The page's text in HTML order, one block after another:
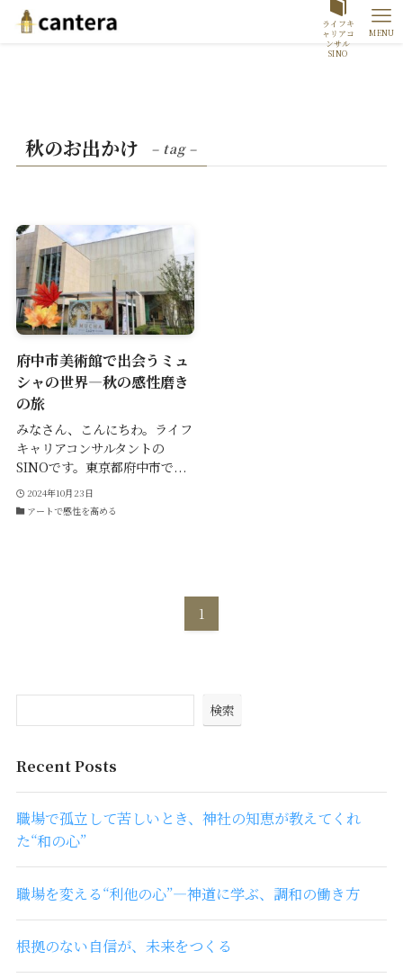
ライフキ
ャリアコ
ンサル
SINO
MENU
秋のお出かけ – tag –
府中市美術館で出会うミュ
シャの世界—秋の感性磨き
の旅
みなさん、こんにちわ。ライフ
キャリアコンサルタントの
SINOです。東京都府中市で...
2024年10月23日
アートで感性を高める
1
検索
Recent Posts
職場で孤立して苦しいとき、神社の知恵が教えてくれ
た“和の心”
職場を変える“利他の心”―神道に学ぶ、調和の働き方
根拠のない自信が、未来をつくる